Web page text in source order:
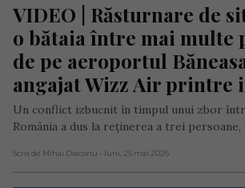
VIDEO | Răsturnare de
o bătaia între mai multe
de pe aeroportul
angajat Wizz Air printre
Un conflict izbucnit în timpul unui zbor
România a dus la reținerea a trei persoane,
Scris de Mihai Diaconu - luni, 25 mai 2026